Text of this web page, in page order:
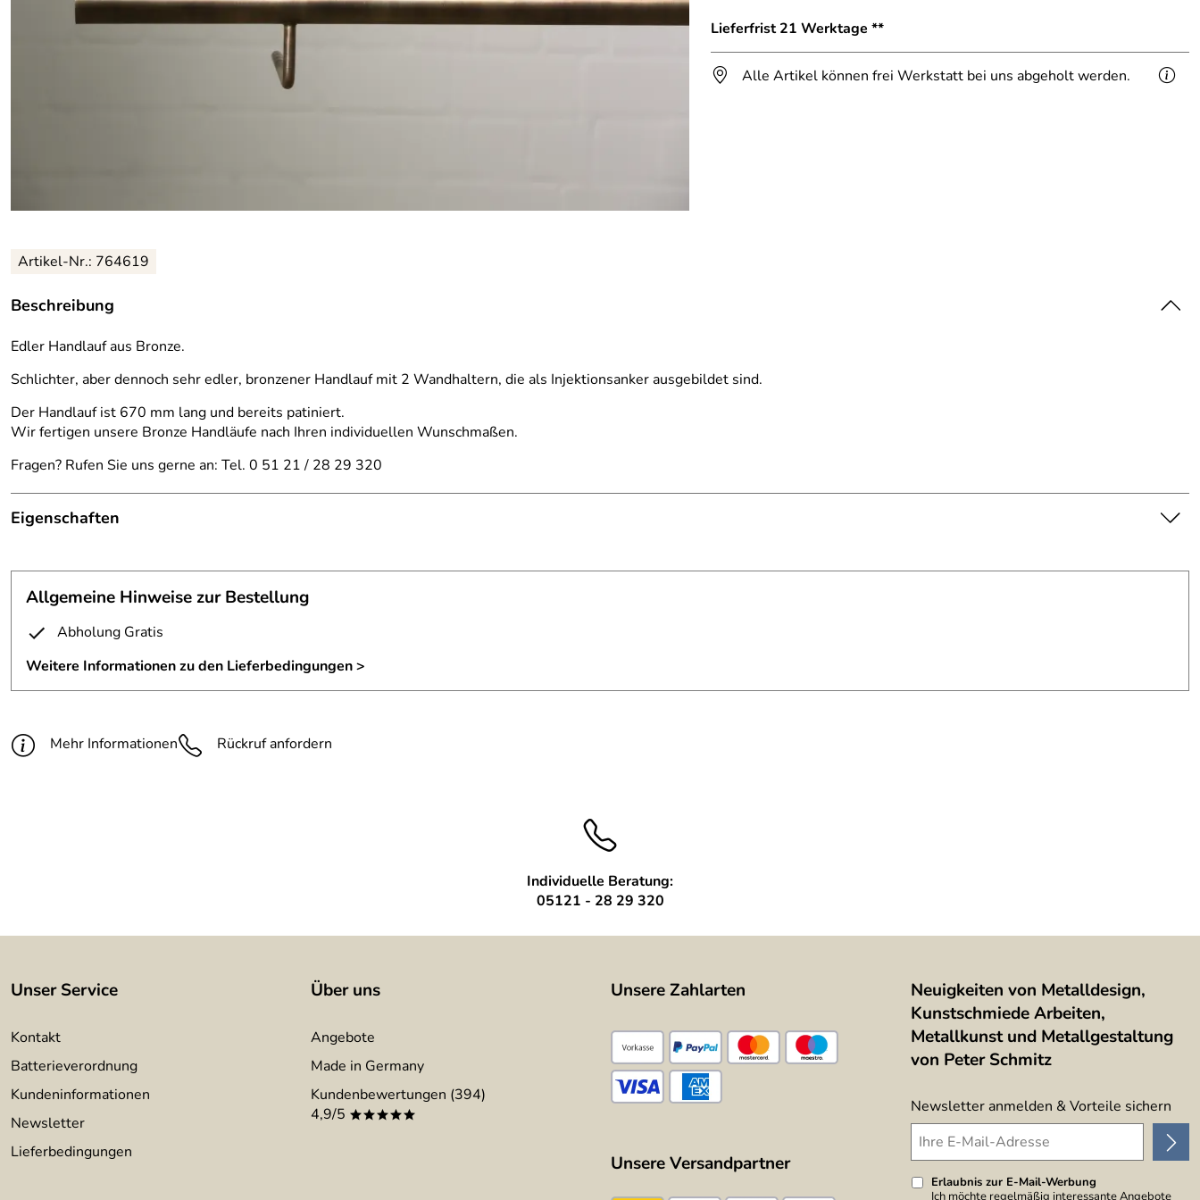
Lieferfrist 21 Werktage **
Alle Artikel können frei Werkstatt bei uns abgeholt werden.
Artikel-Nr.: 764619
Beschreibung
Edler Handlauf aus Bronze.
Schlichter, aber dennoch sehr edler, bronzener Handlauf mit 2 Wandhaltern, die als Injektionsanker ausgebildet sind.
Der Handlauf ist 670 mm lang und bereits patiniert.
Wir fertigen unsere Bronze Handläufe nach Ihren individuellen Wunschmaßen.
Fragen? Rufen Sie uns gerne an: Tel. 0 51 21 / 28 29 320
Eigenschaften
Befestigung:
Handlaufstützen aus D=12mm Bronze-rund
Durchmesser:
Länge:
nach Wunsch
Mindest Berechnungsmenge:
1 Meter
Allgemeine Hinweise zur Bestellung
Abholung Gratis
Weitere Informationen zu den Lieferbedingungen >
Mehr Informationen Rückruf anfordern
Individuelle Beratung:
05121 - 28 29 320
Unser Service
Kontakt
Batterieverordnung
Kundeninformationen
Newsletter
Lieferbedingungen
Über uns
Angebote
Made in Germany
Kundenbewertungen (394)
4,9/5 *****
Unsere Zahlarten
Unsere Versandpartner
Neuigkeiten von Metalldesign,
Kunstschmiede Arbeiten,
Metallkunst und Metallgestaltung
von Peter Schmitz
Newsletter anmelden & Vorteile sichern
Erlaubnis zur E-Mail-Werbung
Ich möchte regelmäßig interessante Angebote